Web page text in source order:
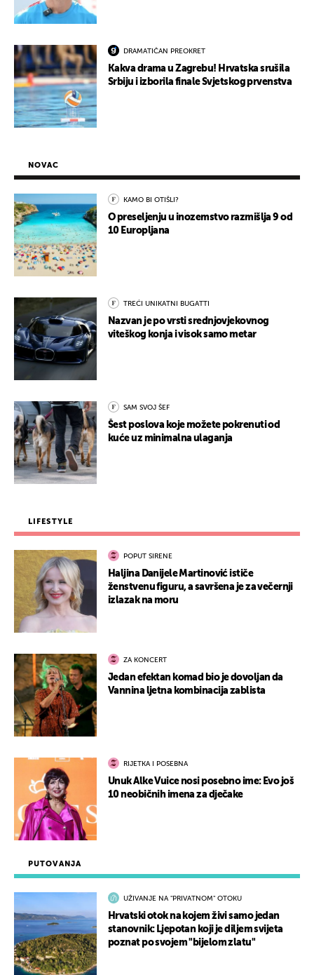
DRAMATIČAN PREOKRET
Kakva drama u Zagrebu! Hrvatska srušila
Srbiju i izborila finale Svjetskog prvenstva
PUTOVANJA
UŽIVANJE NA "PRIVATNOM" OTOKU
Hrvatski otok na kojem živi samo jedan
stanovnik: Ljepotan koji je diljem svijeta
poznat po svojem "bijelom zlatu"
NOVAC
KAMO BI OTIŠLI?
O preseljenju u inozemstvo razmišlja 9 od
10 Europljana
TREĆI UNIKATNI BUGATTI
Nazvan je po vrsti srednjovjekovnog
viteškog konja i visok samo metar
SAM SVOJ ŠEF
Šest poslova koje možete pokrenuti od
kuće uz minimalna ulaganja
LIFESTYLE
POPUT SIRENE
Haljina Danijele Martinović ističe
ženstvenu figuru, a savršena je za večernji
izlazak na moru
ZA KONCERT
Jedan efektan komad bio je dovoljan da
Vannina ljetna kombinacija zablista
RIJETKA I POSEBNA
Unuk Alke Vuice nosi posebno ime: Evo još
10 neobičnih imena za dječake